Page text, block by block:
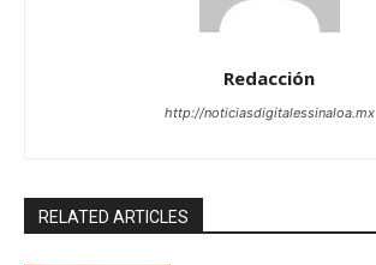
Redacción
http://noticiasdigitalessinaloa.mx
RELATED ARTICLES